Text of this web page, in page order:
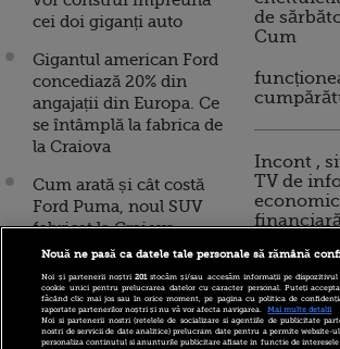
cei doi giganți auto
Gigantul american Ford
concediază 20% din
angajații din Europa. Ce
se întâmplă la fabrica de
la Craiova
Cum arată și cât costă
Ford Puma, noul SUV
fabricat la Craiova
România: motorul care a
revoluționat industria, un
mini SUV în producție și
de
Cum
Incont ,
TV de
10 reguli
Nouă ne pasă ca datele tale personale să rămână
Noi și partenerii noștri201stocăm și/sau accesăm informații pe
cookie unici pentru prelucrarea datelor cu caracter personal. Puteți
făcând clic mai jos sau în orice moment, pe pagina cu politica de
raportate partenerilor noștri și nu vă vor afecta navigarea.
Mai multe detalii
Noi si partenerii nostri (retelele de socializare si agentiile de publicitate
nostri de servicii de date analitice) prelucram date pentru a permite website-
personaliza continutul si anunturile publicitare afisate in functie de interesele